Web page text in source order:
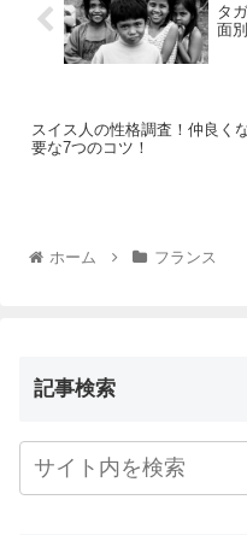
タ
面
スイス人の性格調査！仲良く
要な7つのコツ！
ホーム フランス
記事検索